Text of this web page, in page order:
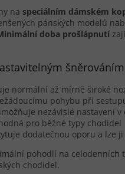
na speciálním dámském
pánských modelů
doba prošlápnutí
šněrováním
normální až mírně široké
pohybu při
nezávislé nastavení
pro běžné typy chodidel
dodatečnou oporu a lze
pohodlí na
chodidel.